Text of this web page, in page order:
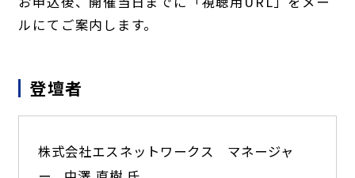
ルにてご案内します。
登壇者
株式会社エスネットワークス
マネージャ